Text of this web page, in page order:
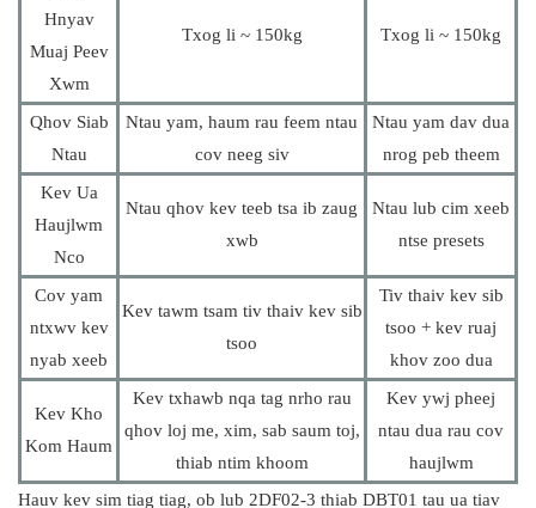
Hnyav
Muaj Peev
Xwm
Txog li ~ 150kg Txog li ~ 150kg
Qhov Siab
Ntau
Ntau yam, haum rau feem ntau
cov neeg siv
Ntau yam dav dua
nrog peb theem
Kev Ua
Haujlwm
Nco
Ntau qhov kev teeb tsa ib zaug
xwb
Ntau lub cim xeeb
ntse presets
Cov yam
ntxwv kev
nyab xeeb
Kev tawm tsam tiv thaiv kev sib
tsoo
Tiv thaiv kev sib
tsoo + kev ruaj
khov zoo dua
Kev Kho
Kom Haum
Kev txhawb nqa tag nrho rau
qhov loj me, xim, sab saum toj,
thiab ntim khoom
Kev ywj pheej
ntau dua rau cov
haujlwm
Hauv kev sim tiag tiag, ob lub 2DF02-3 thiab DBT01 tau ua tiav